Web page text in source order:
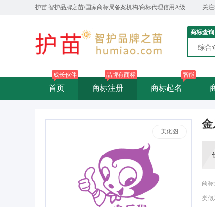
护苗:智护品牌之苗/国家商标局备案机构/商标代理信用A级 关
商标查询
综合
首页
成长伙伴
商标注册
品牌有商标
商标起名
智能
美化图
金
商标
类似